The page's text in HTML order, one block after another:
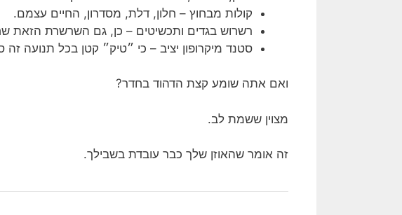
קולות מבחוץ – חלון, דלת, מסדרון, החיים עצמם.
רשרוש בגדים ותכשיטים – כן, גם השרשרת הזאת
סטנד מיקרופון יציב – כי ״טיק״ קטן בכל תנועה זה
ואם אתה שומע קצת הדהוד בחדר?
מצוין ששמת לב.
זה אומר שהאוזן שלך כבר עובדת בשבילך.